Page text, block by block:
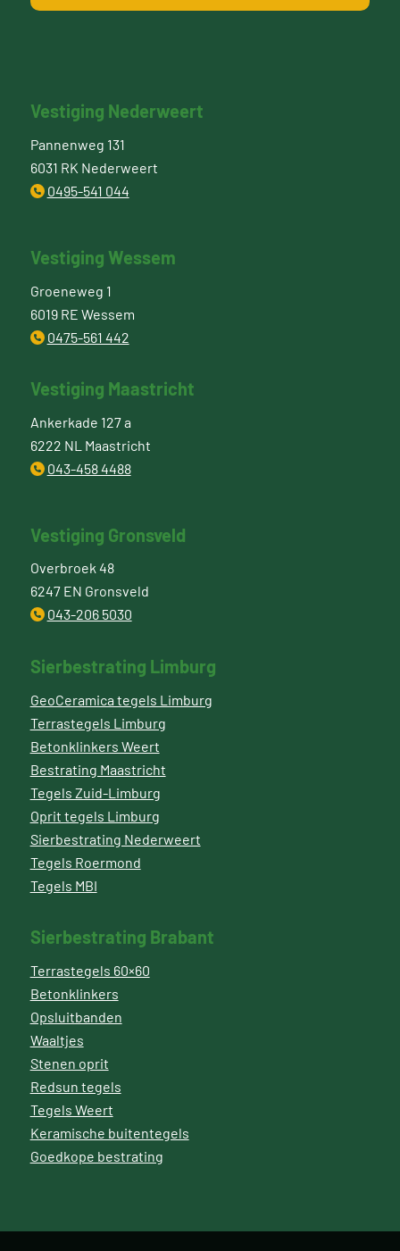
Vestiging Nederweert
Pannenweg 131
6031 RK Nederweert
0495-541 044
Vestiging Wessem
Groeneweg 1
6019 RE Wessem
0475-561 442
Vestiging Maastricht
Ankerkade 127 a
6222 NL Maastricht
043-458 4488
Vestiging Gronsveld
Overbroek 48
6247 EN Gronsveld
043-206 5030
Sierbestrating Limburg
GeoCeramica tegels Limburg
Terrastegels Limburg
Betonklinkers Weert
Bestrating Maastricht
Tegels Zuid-Limburg
Oprit tegels Limburg
Sierbestrating Nederweert
Tegels Roermond
Tegels MBI
Sierbestrating Brabant
Terrastegels 60×60
Betonklinkers
Opsluitbanden
Waaltjes
Stenen oprit
Redsun tegels
Tegels Weert
Keramische buitentegels
Goedkope bestrating